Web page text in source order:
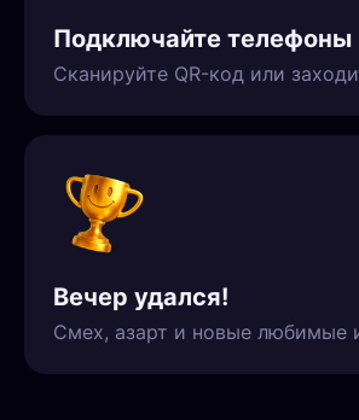
Подключайте телефоны
Сканируйте QR-код или
Вечер удался!
Смех, азарт и новые любимые